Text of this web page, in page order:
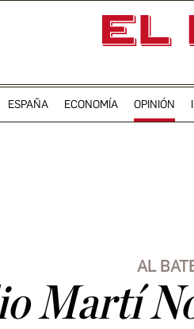
ESPAÑA ECONOMÍA OPINIÓN
AL
Martí